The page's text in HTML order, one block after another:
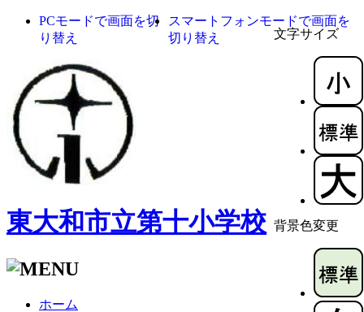
文字サイズ
背景色変更
PCモードで画面を切
り替え
スマートフォンモードで画面を
切り替え
東大和市立第十小学校
ホーム